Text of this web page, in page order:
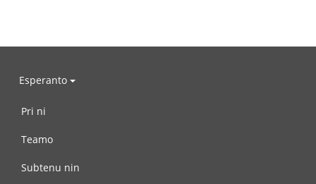
Esperanto
Pri ni
Teamo
Subtenu nin